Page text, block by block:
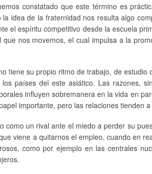
constatado que este término es
idea de la fraternidad nos resulta algo
el espíritu competitivo desde la escuela
nos movemos, el cual impulsa a la
su propio ritmo de trabajo, de
países del este asiático. Las razones,
influyen sobremanera en la vida en
importante, pero las relaciones tienden
un rival ante el miedo a perder su
viene a quitarnos el empleo, cuando en
como por ejemplo en las centrales